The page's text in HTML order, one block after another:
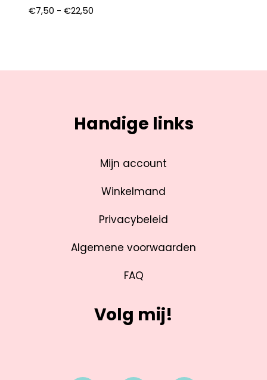
€7,50 - €22,50
Handige links
Mijn account
Winkelmand
Privacybeleid
Algemene voorwaarden
FAQ
Volg mij!